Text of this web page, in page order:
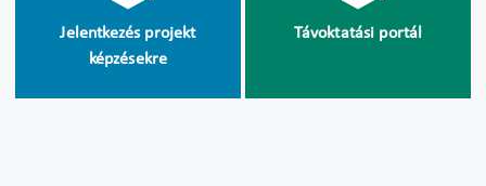
Jelentkezés projekt
képzésekre
Távoktatási portál